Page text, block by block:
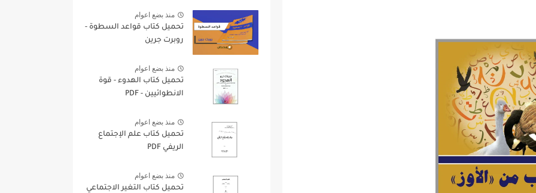
منذ بضع اعوام
تحميل كتاب قواعد السطوة -
روبرت جرين
منذ بضع اعوام
تحميل كتاب الهدوء - قوة
الانطوائيين - PDF
منذ بضع اعوام
تحميل كتاب علم الإجتماع
الريفي PDF
منذ بضع اعوام
تحميل كتاب التغير الاجتماعي